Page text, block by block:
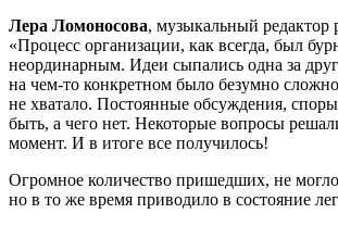
Лера Ломоносова, музыкальный
«Процесс организации, как всегда, был
неординарным. Идеи сыпались одна за
на чем-то конкретном было безумно
не хватало. Постоянные обсуждения,
быть, а чего нет. Некоторые вопросы
момент. И в итоге все получилось!
Огромное количество пришедших, не могло
но в то же время приводило в состояние